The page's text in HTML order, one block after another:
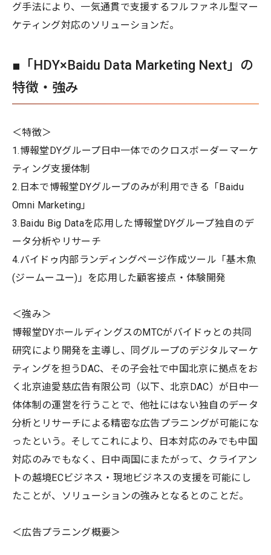
グ手法により、一気通貫で支援するフルファネル型マー
ケティング対応のソリューションだ。
■「HDY×Baidu Data Marketing Next」の
特徴・強み
＜特徴＞
1.博報堂DYグループ日中一体でのクロスボーダーマーケ
ティング支援体制
2.日本で博報堂DYグループのみが利用できる「Baidu
Omni Marketing」
3.Baidu Big Dataを応用した博報堂DYグループ独自のデ
ータ分析やリサーチ
4.バイドゥ内部ランディングページ作成ツール「基木魚
(ジームーユー)」を応用した顧客接点・体験開発
＜強み＞
博報堂DYホールディングスのMTCがバイドゥとの共同
研究により開発を主導し、同グループのデジタルマーケ
ティングを担うDAC、その子会社で中国北京に拠点をお
く北京迪愛慈広告有限公司（以下、北京DAC）が日中一
体体制の運営を行うことで、他社にはない独自のデータ
分析とリサーチによる精密な広告プラニングが可能にな
ったという。そしてこれにより、日本対応のみでも中国
対応のみでもなく、日中両国にまたがって、クライアン
トの越境ECビジネス・現地ビジネスの支援を可能にし
たことが、ソリューションの強みとなるとのことだ。
＜広告プラニング概要＞